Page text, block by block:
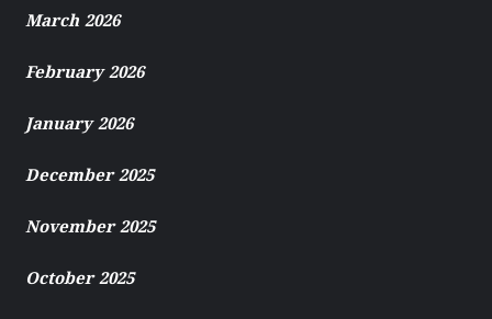
March 2026
February 2026
January 2026
December 2025
November 2025
October 2025